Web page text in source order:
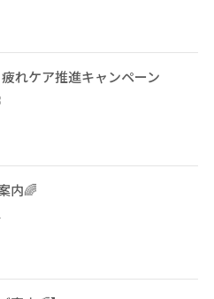
れケア推進キャンペーン
内🌈